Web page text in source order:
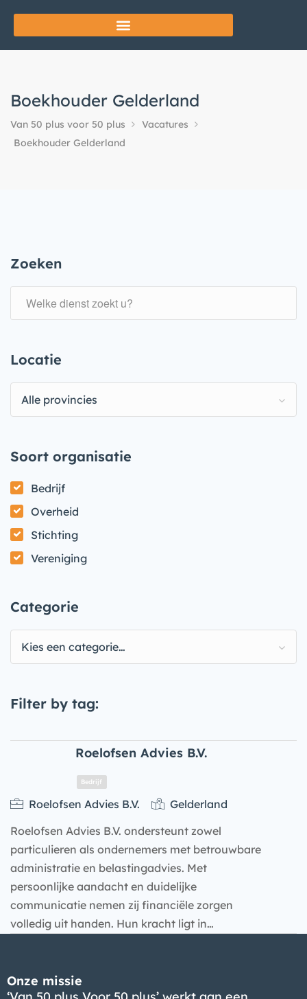
Boekhouder Gelderland
Van 50 plus voor 50 plus
Vacatures
Boekhouder Gelderland
Zoeken
Locatie
Alle provincies
Soort organisatie
Bedrijf
Overheid
Stichting
Vereniging
Categorie
Kies een categorie…
Filter by tag:
Roelofsen Advies B.V.
Bedrijf
Roelofsen Advies B.V.
Gelderland
Roelofsen Advies B.V. ondersteunt zowel
particulieren als ondernemers met betrouwbare
administratie en belastingadvies. Met
persoonlijke aandacht en duidelijke
communicatie nemen zij financiële zorgen
volledig uit handen. Hun kracht ligt in…
Onze missie